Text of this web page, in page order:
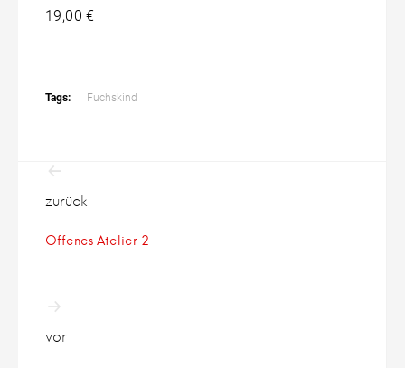
19,00 €
Tags: Fuchskind
Beitragsnavigation
zurück
Offenes Atelier 2
vor